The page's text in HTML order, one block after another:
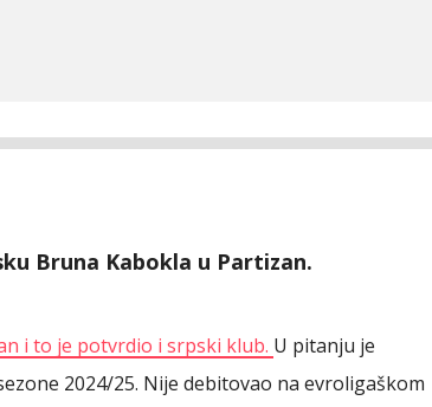
Bruna Kabokla u Partizan.
i to je potvrdio i srpski klub. U pitanju je
2024/25. Nije debitovao na evroligaškom